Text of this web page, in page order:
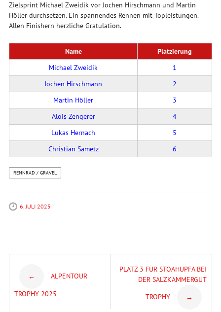
Zielsprint Michael Zweidik vor Jochen Hirschmann und Martin
Höller durchsetzen. Ein spannendes Rennen mit Topleistungen.
Allen Finishern herzliche Gratulation.
Name
Platzierung
Michael Zweidik
1
Jochen Hirschmann
2
Martin Höller
3
Alois Zengerer
4
Lukas Hernach
5
Christian Sametz
6
RENNRAD / GRAVEL
6. JULI 2025
navigation
← ALPENTOUR
TROPHY 2025
PLATZ 3 FÜR STOAHUPFA BEI
DER SALZKAMMERGUT
TROPHY
→